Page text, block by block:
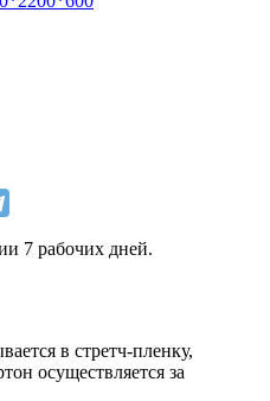
7 рабочих дней.
в стретч-пленку,
осуществляется за